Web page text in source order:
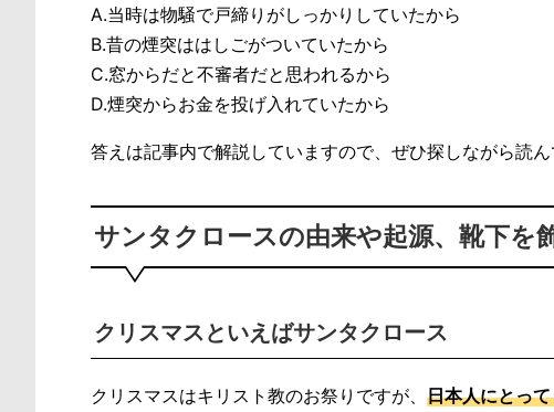
A.当時は物騒で戸締りがしっかりしていたから
B.昔の煙突ははしごがついていたから
C.窓からだと不審者だと思われるから
D.煙突からお金を投げ入れていたから
答えは記事内で解説していますので、ぜひ探しながら読ん
サンタクロースの由来や起源、靴下を
クリスマスといえばサンタクロース
クリスマスはキリスト教のお祭りですが、 日本人にとっ